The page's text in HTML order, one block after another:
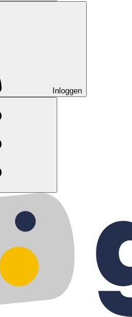
Inloggen